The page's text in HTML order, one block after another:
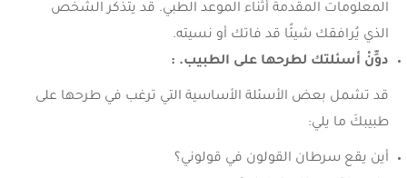
المعلومات المقدمة أثناء الموعد الطبي. قد يتذكر الشخص
الذي يُرافقك شيئًا قد فاتك أو نسيته.
دوِّنْ أسئلتك لطرحها على الطبيب. :
قد تشمل بعض الأسئلة الأساسية التي ترغب في طرحها على
طبيبكَ ما يلي:
أين يقع سرطان القولون في قولوني؟